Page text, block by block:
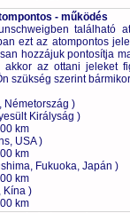
- működés
található
ezt az atompontos
hozzájuk pontosítja
akkor az ottani jeleket
szükség szerint
Németország )
Királyság )
km
USA )
km
Fukuoka, Japán )
km
Kína )
km